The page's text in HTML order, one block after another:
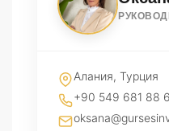
Алания, Турция
+90 549 681 88